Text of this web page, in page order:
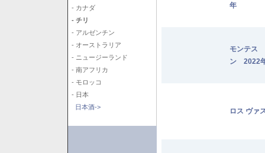
- カナダ
- チリ
- アルゼンチン
- オーストラリア
- ニュージーランド
- 南アフリカ
- モロッコ
- 日本
日本酒->
年
モンテス
ン 2022
ロス ヴァ